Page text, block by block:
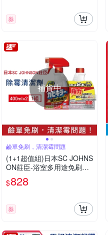
720次)
券
補貨中
鹼單免刷，清潔霉問題
(1+1超值組)日本SC JOHNS
ON莊臣-浴室多用途免刷洗
瞬效強力浸透鹼性泡沫除霉
清潔劑400ml噴霧瓶+400ml
$828
券